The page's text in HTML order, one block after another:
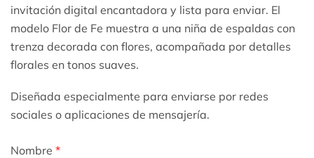
invitación digital encantadora y lista para enviar. El
modelo Flor de Fe muestra a una niña de espaldas con
trenza decorada con flores, acompañada por detalles
florales en tonos suaves.
Diseñada especialmente para enviarse por redes
sociales o aplicaciones de mensajería.
Nombre *